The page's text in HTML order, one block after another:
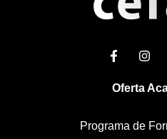
Oferta
Programa de